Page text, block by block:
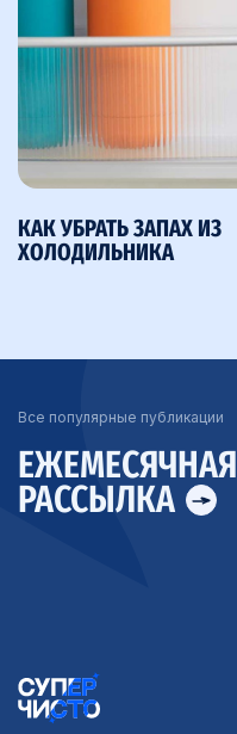
КАК УБРАТЬ ЗАПАХ ИЗ
ХОЛОДИЛЬНИКА
Все популярные публикации
ЕЖЕМЕСЯЧНАЯ
РАССЫЛКА